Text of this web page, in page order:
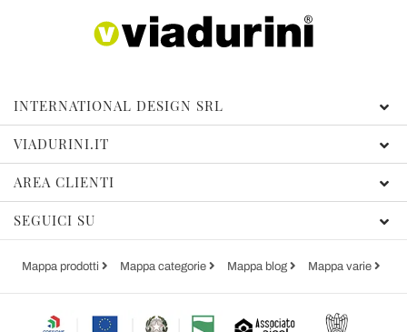
INTERNATIONAL DESIGN SRL
VIADURINI.IT
AREA CLIENTI
SEGUICI SU
Mappa prodotti Mappa categorie Mappa blog Mappa varie